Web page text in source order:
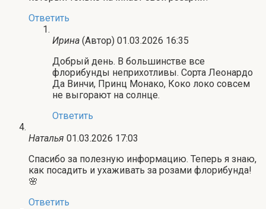
Ответить
Ирина (Автор) 01.03.2026 16:35
Добрый день. В большинстве все
флорибунды неприхотливы. Сорта Леонардо
Да Винчи, Принц Монако, Коко локо совсем
не выгорают на солнце.
Ответить
Наталья 01.03.2026 17:03
Спасибо за полезную информацию. Теперь я знаю,
как посадить и ухаживать за розами флорибунда!
🌸
Ответить